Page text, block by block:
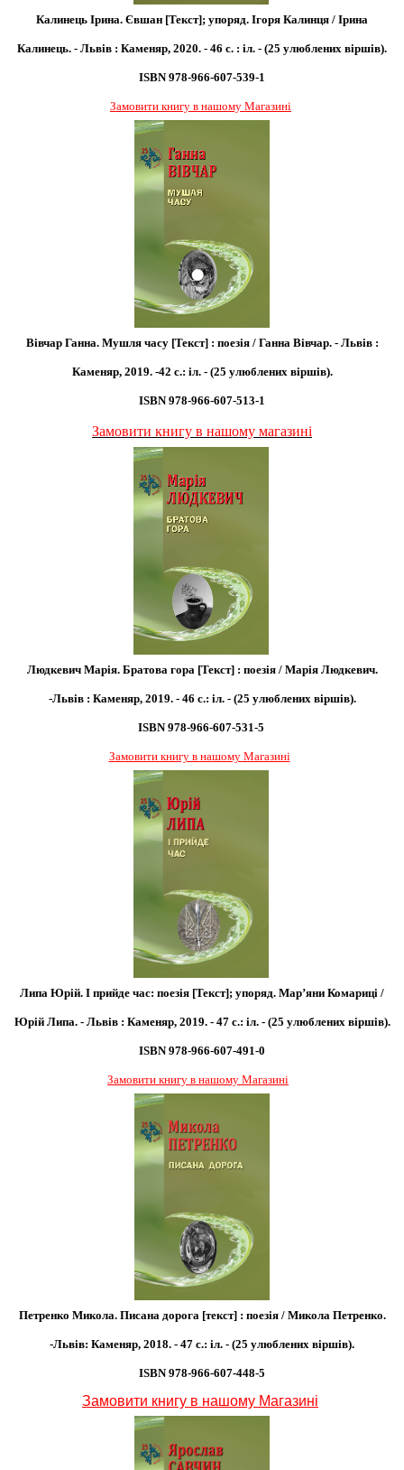
Калинець Ірина. Євшан [Текст]; упоряд. Ігоря Калинця / Ірина
Калинець. - Львів : Каменяр, 2020. - 46 с. : іл. - (25 улюблених віршів).
ISBN 978-966-607-539-1
Замовити книгу в нашому Магазині
Вівчар Ганна. Мушля часу [Текст] : поезія / Ганна Вівчар. - Львів :
Каменяр, 2019. -42 с.: іл. - (25 улюблених віршів).
ISBN 978-966-607-513-1
Замовити книгу в нашому магазині
Людкевич Марія. Братова гора [Текст] : поезія / Марія Людкевич.
-Львів : Каменяр, 2019. - 46 с.: іл. - (25 улюблених віршів).
ISBN 978-966-607-531-5
Замовити книгу в нашому Магазині
Липа Юрій. І прийде час: поезія [Текст]; упоряд. Мар’яни Комариці /
Юрій Липа. - Львів : Каменяр, 2019. - 47 с.: іл. - (25 улюблених віршів).
ISBN 978-966-607-491-0
Замовити книгу в нашому Магазині
Петренко Микола. Писана дорога [текст] : поезія / Микола Петренко.
-Львів: Каменяр, 2018. - 47 с.: іл. - (25 улюблених віршів).
ISBN 978-966-607-448-5
Замовити книгу в нашому Магазині